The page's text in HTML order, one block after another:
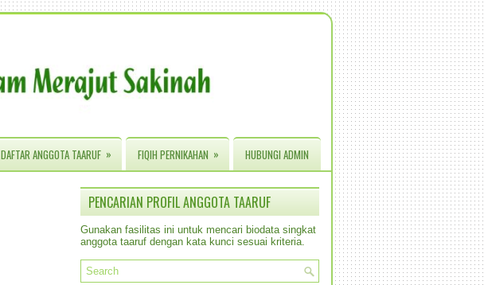
DAFTAR ANGGOTA TAARUF » FIQIH PERNIKAHAN » HUBUNGI ADMIN
PENCARIAN PROFIL ANGGOTA TAARUF
Gunakan fasilitas ini untuk mencari biodata singkat
anggota taaruf dengan kata kunci sesuai kriteria.